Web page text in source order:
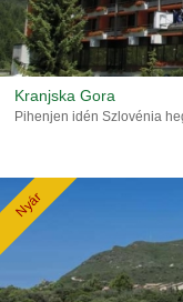
Kranjska Gora
Pihenjen idén Szlovénia
Nyár